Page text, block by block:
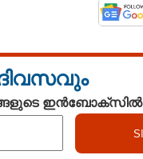
ദിവസവും
ഇൻബോക്സിൽ